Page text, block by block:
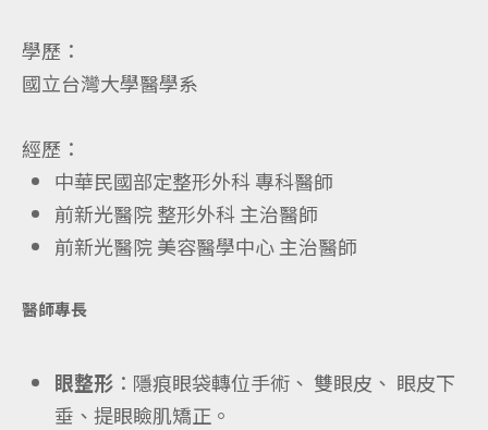
學歷：
國立台灣大學醫學系
經歷：
中華民國部定整形外科 專科醫師
前新光醫院 整形外科 主治醫師
前新光醫院 美容醫學中心 主治醫師
醫師專長
眼整形 ：隱痕眼袋轉位手術、 雙眼皮、 眼皮下
垂、提眼瞼肌矯正。